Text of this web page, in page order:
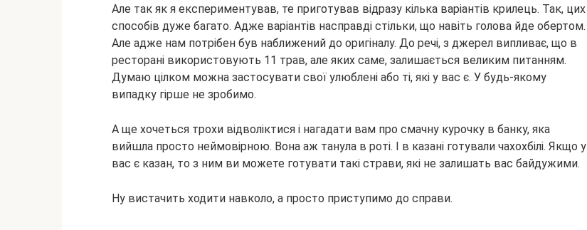
Але так як я експериментував, те приготував відразу кілька варіантів крилець. Так, цих
способів дуже багато. Адже варіантів насправді стільки, що навіть голова йде обертом.
Але адже нам потрібен був наближений до оригіналу. До речі, з джерел випливає, що в
ресторані використовують 11 трав, але яких саме, залишається великим питанням.
Думаю цілком можна застосувати свої улюблені або ті, які у вас є. У будь-якому
випадку гірше не зробимо.
А ще хочеться трохи відволіктися і нагадати вам про смачну курочку в банку, яка
вийшла просто неймовірною. Вона аж танула в роті. І в казані готували чахохбілі. Якщо у
вас є казан, то з ним ви можете готувати такі страви, які не залишать вас байдужими.
Ну вистачить ходити навколо, а просто приступимо до справи.